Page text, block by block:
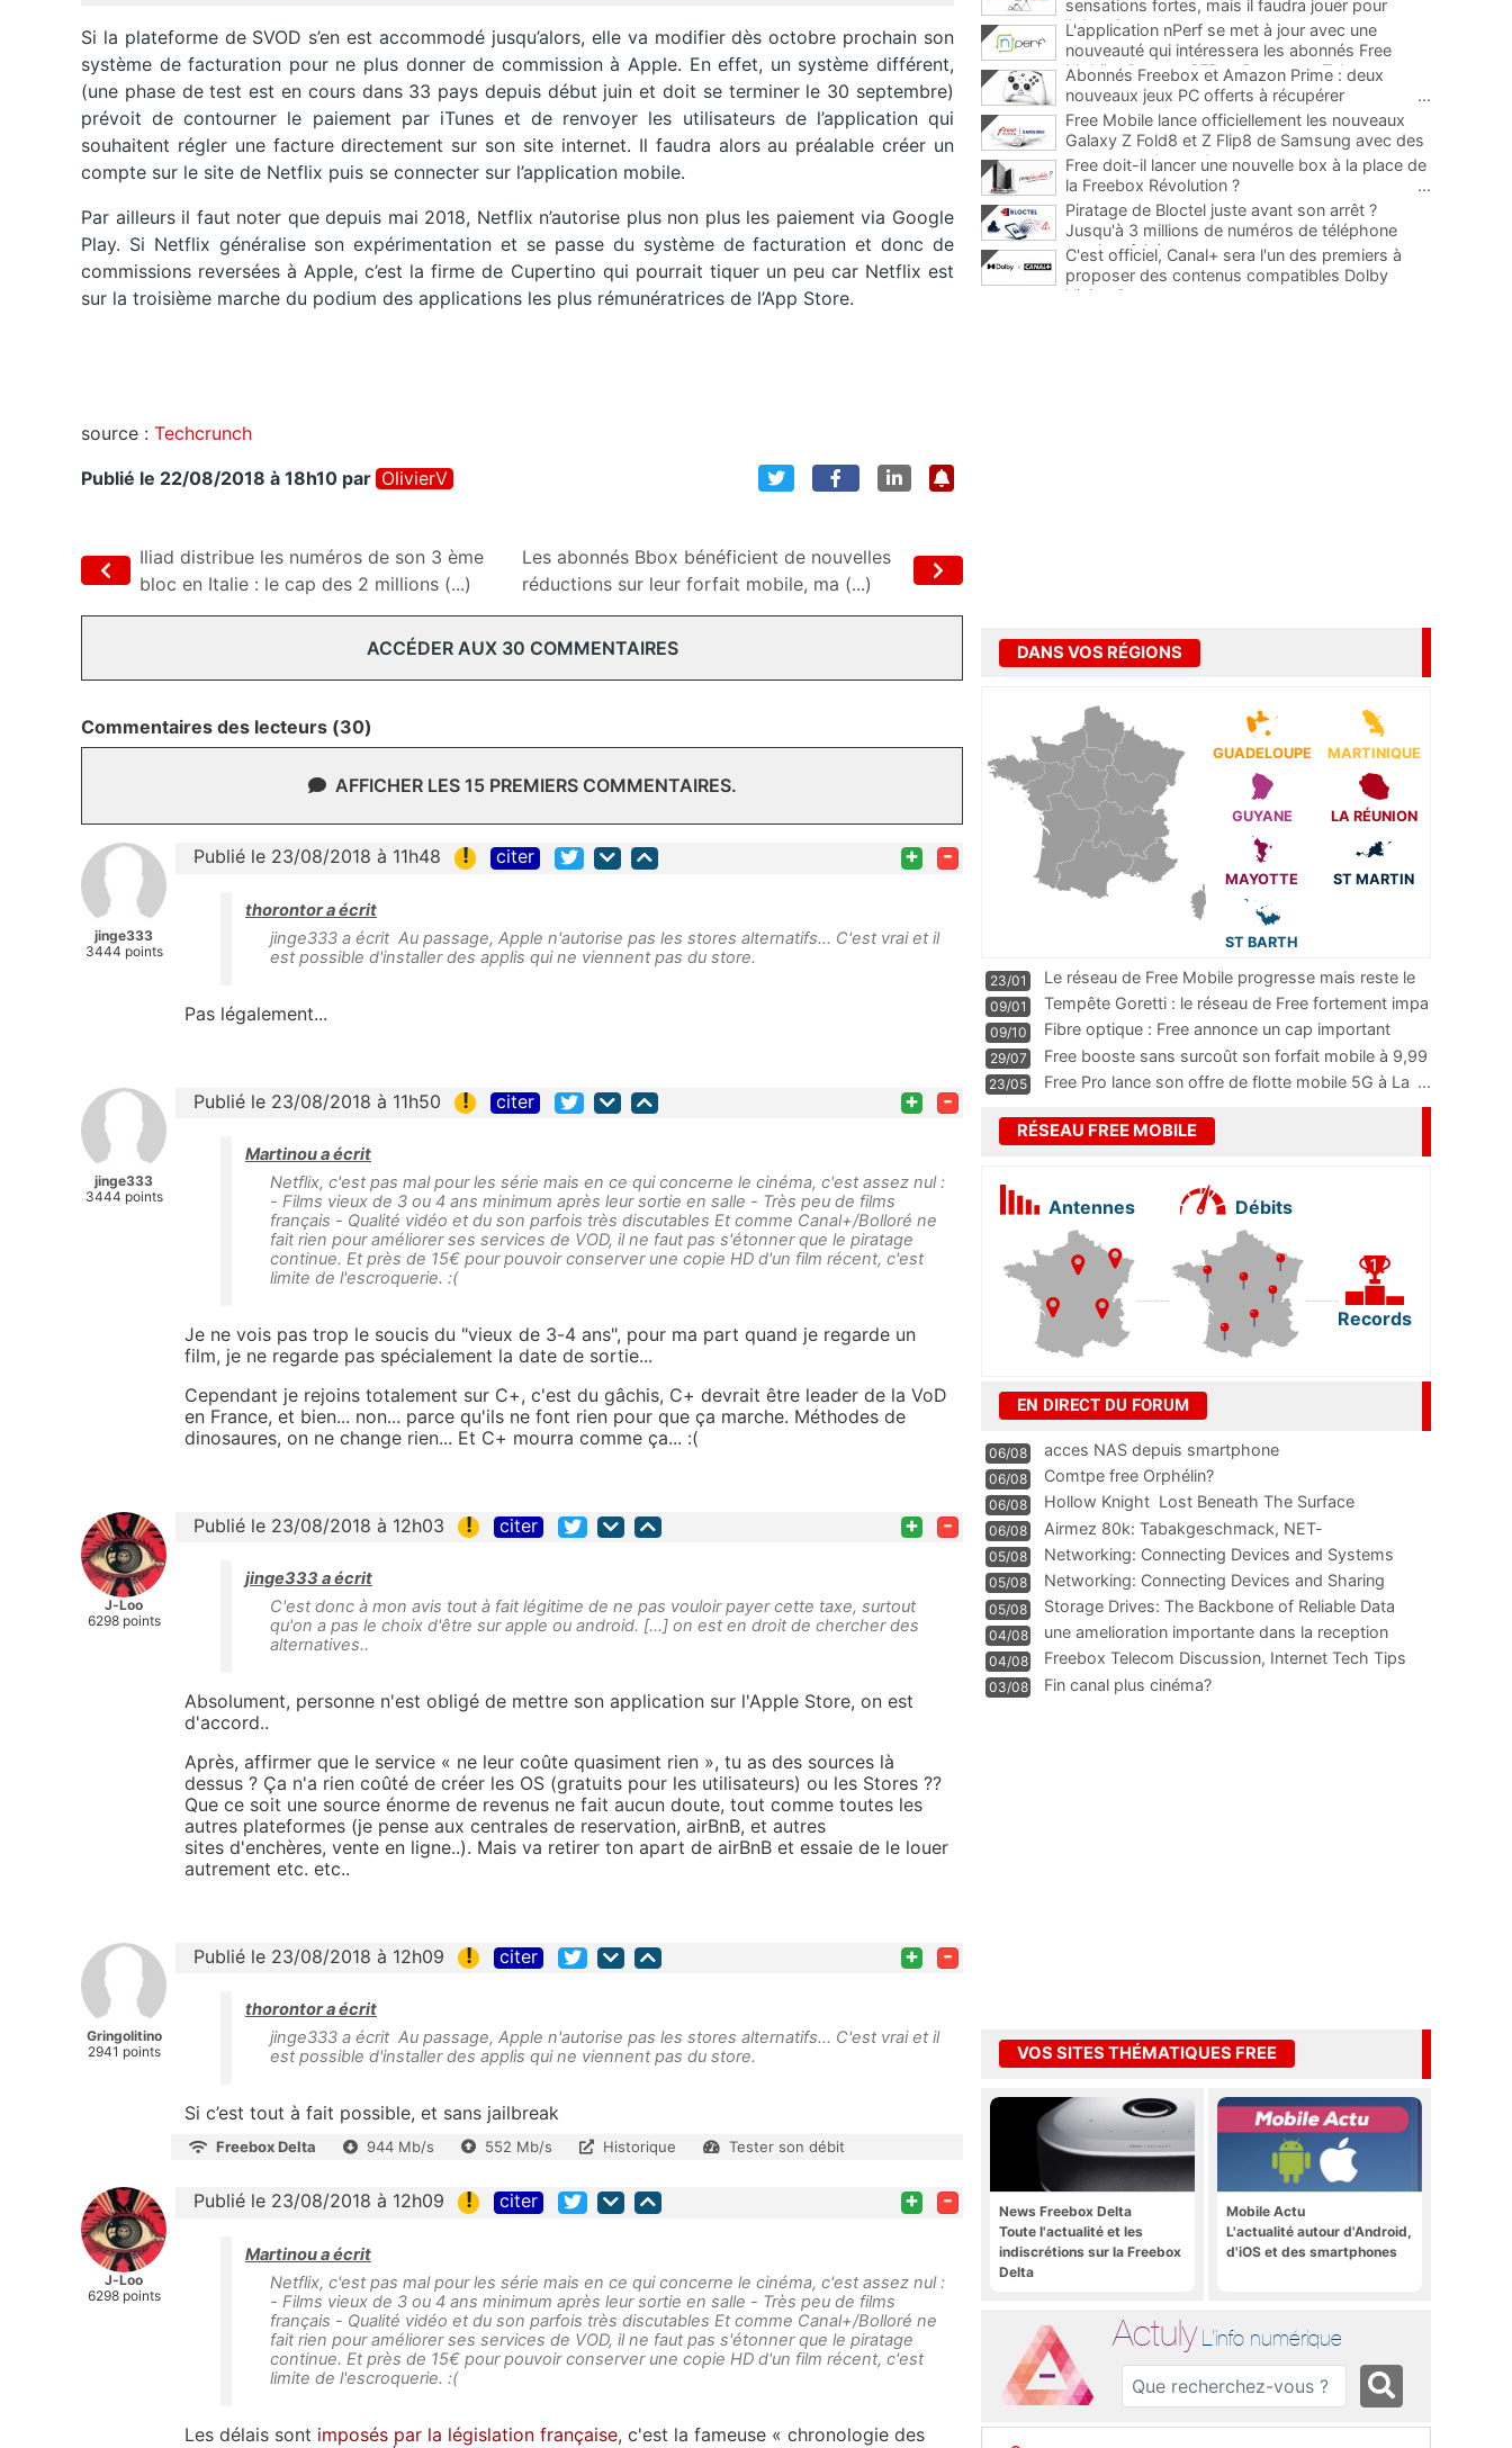
Si la plateforme de SVOD s’en est accommodé jusqu’alors, elle va modifier dès octobre prochain son
système de facturation pour ne plus donner de commission à Apple. En effet, un système différent,
(une phase de test est en cours dans 33 pays depuis début juin et doit se terminer le 30 septembre)
prévoit de contourner le paiement par iTunes et de renvoyer les utilisateurs de l’application qui
souhaitent régler une facture directement sur son site internet. Il faudra alors au préalable créer un
compte sur le site de Netflix puis se connecter sur l’application mobile.
Par ailleurs il faut noter que depuis mai 2018, Netflix n’autorise plus non plus les paiement via Google
Play. Si Netflix généralise son expérimentation et se passe du système de facturation et donc de
commissions reversées à Apple, c’est la firme de Cupertino qui pourrait tiquer un peu car Netflix est
sur la troisième marche du podium des applications les plus rémunératrices de l’App Store.
source : Techcrunch
Publié le 22/08/2018 à 18h10 par OlivierV
Iliad distribue les numéros de son 3 ème
bloc en Italie : le cap des 2 millions (...)
Les abonnés Bbox bénéficient de nouvelles
réductions sur leur forfait mobile, ma (...)
ACCÉDER AUX 30 COMMENTAIRES
Commentaires des lecteurs (30)
AFFICHER LES 15 PREMIERS COMMENTAIRES.
jinge333
3444 points
Publié le 23/08/2018 à 11h48 ! citer + -
thorontor a écrit
jinge333 a écrit Au passage, Apple n'autorise pas les stores alternatifs... C'est vrai et il
est possible d'installer des applis qui ne viennent pas du store.
Pas légalement...
jinge333
3444 points
Publié le 23/08/2018 à 11h50 ! citer + -
Martinou a écrit
Netflix, c'est pas mal pour les série mais en ce qui concerne le cinéma, c'est assez nul :
- Films vieux de 3 ou 4 ans minimum après leur sortie en salle - Très peu de films
français - Qualité vidéo et du son parfois très discutables Et comme Canal+/Bolloré ne
fait rien pour améliorer ses services de VOD, il ne faut pas s'étonner que le piratage
continue. Et près de 15€ pour pouvoir conserver une copie HD d'un film récent, c'est
limite de l'escroquerie. :(
Je ne vois pas trop le soucis du "vieux de 3-4 ans", pour ma part quand je regarde un
film, je ne regarde pas spécialement la date de sortie...
Cependant je rejoins totalement sur C+, c'est du gâchis, C+ devrait être leader de la VoD
en France, et bien... non... parce qu'ils ne font rien pour que ça marche. Méthodes de
dinosaures, on ne change rien... Et C+ mourra comme ça... :(
J-Loo
6298 points
Publié le 23/08/2018 à 12h03 ! citer + -
jinge333 a écrit
C'est donc à mon avis tout à fait légitime de ne pas vouloir payer cette taxe, surtout
qu'on a pas le choix d'être sur apple ou android. [...] on est en droit de chercher des
alternatives..
Absolument, personne n'est obligé de mettre son application sur l'Apple Store, on est
d'accord..
Après, affirmer que le service « ne leur coûte quasiment rien », tu as des sources là
dessus ? Ça n'a rien coûté de créer les OS (gratuits pour les utilisateurs) ou les Stores ??
Que ce soit une source énorme de revenus ne fait aucun doute, tout comme toutes les
autres plateformes (je pense aux centrales de reservation, airBnB, et autres
sites d'enchères, vente en ligne..). Mais va retirer ton apart de airBnB et essaie de le louer
autrement etc. etc..
Gringolitino
2941 points
Publié le 23/08/2018 à 12h09 ! citer + -
thorontor a écrit
jinge333 a écrit Au passage, Apple n'autorise pas les stores alternatifs... C'est vrai et il
est possible d'installer des applis qui ne viennent pas du store.
Si c’est tout à fait possible, et sans jailbreak
Freebox Delta 944 Mb/s 552 Mb/s Historique Tester son débit
J-Loo
6298 points
Publié le 23/08/2018 à 12h09 ! citer + -
Martinou a écrit
Netflix, c'est pas mal pour les série mais en ce qui concerne le cinéma, c'est assez nul :
- Films vieux de 3 ou 4 ans minimum après leur sortie en salle - Très peu de films
français - Qualité vidéo et du son parfois très discutables Et comme Canal+/Bolloré ne
fait rien pour améliorer ses services de VOD, il ne faut pas s'étonner que le piratage
continue. Et près de 15€ pour pouvoir conserver une copie HD d'un film récent, c'est
limite de l'escroquerie. :(
Les délais sont imposés par la législation française, c'est la fameuse « chronologie des
sensations fortes, mais il faudra jouer pour
l'obtenir
L'application nPerf se met à jour avec une
nouveauté qui intéressera les abonnés Free
Mobile, Orange, SFR et Bouygues Telecom
Abonnés Freebox et Amazon Prime : deux
nouveaux jeux PC offerts à récupérer
...
Free Mobile lance officiellement les nouveaux
Galaxy Z Fold8 et Z Flip8 de Samsung avec des
promos et des cadeaux
...
Free doit-il lancer une nouvelle box à la place de
la Freebox Révolution ?
...
Piratage de Bloctel juste avant son arrêt ?
Jusqu'à 3 millions de numéros de téléphone
auraient fuité
C'est officiel, Canal+ sera l'un des premiers à
proposer des contenus compatibles Dolby
Vision 2
DANS VOS RÉGIONS
GUADELOUPE MARTINIQUE
GUYANE LA RÉUNION
MAYOTTE ST MARTIN
ST BARTH
23/01
Le réseau de Free Mobile progresse mais reste le
m
...
09/01
Tempête Goretti : le réseau de Free fortement impa
09/10
Fibre optique : Free annonce un cap important
pass
...
29/07
Free booste sans surcoût son forfait mobile à 9,99
23/05 Free Pro lance son offre de flotte mobile 5G à La ...
RÉSEAU FREE MOBILE
Antennes Débits
Records
EN DIRECT DU FORUM
06/08 acces NAS depuis smartphone
06/08 Comtpe free Orphélin?
06/08 Hollow Knight  Lost Beneath The Surface
06/08
Airmez 80k: Tabakgeschmack, NET-
Technologie und Leistung im
05/08 Networking: Connecting Devices and Systems
05/08
Networking: Connecting Devices and Sharing
Information
05/08
Storage Drives: The Backbone of Reliable Data
Management
04/08
une amelioration importante dans la reception
WIFI
04/08
Freebox Telecom Discussion, Internet Tech Tips
Communi
03/08 Fin canal plus cinéma?
VOS SITES THÉMATIQUES FREE
News Freebox Delta
Toute l'actualité et les
indiscrétions sur la Freebox
Delta
Mobile Actu
L'actualité autour d'Android,
d'iOS et des smartphones
Actuly L'info numérique